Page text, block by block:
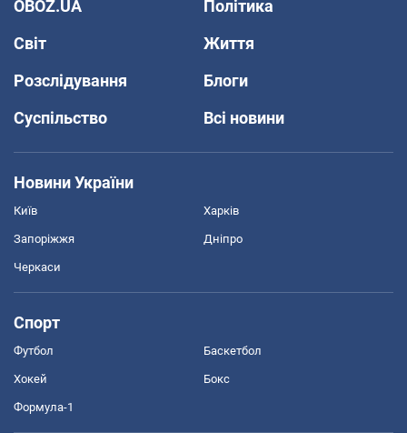
OBOZ.UA
Політика
Світ
Життя
Розслідування
Блоги
Суспільство
Всі новини
Новини України
Київ Харків
Запоріжжя Дніпро
Черкаси
Спорт
Футбол Баскетбол
Хокей Бокс
Формула-1